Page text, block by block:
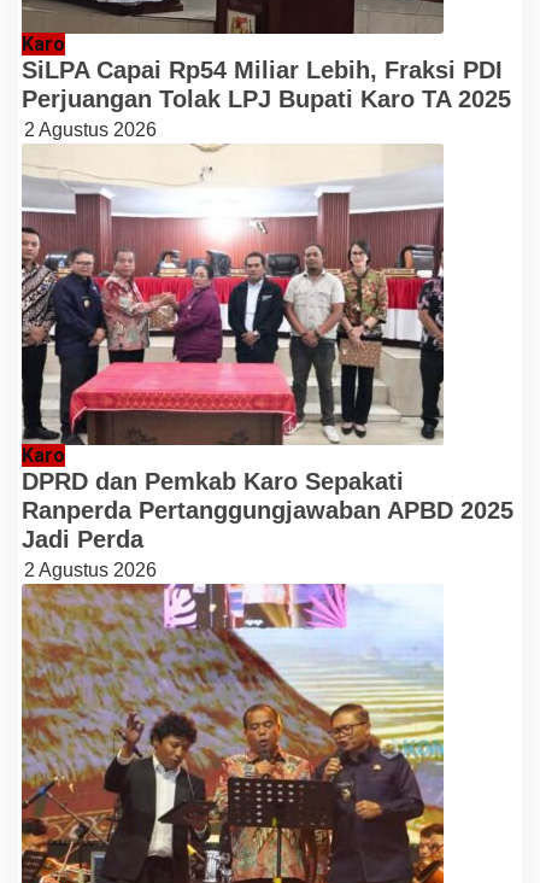
Karo
SiLPA Capai Rp54 Miliar Lebih, Fraksi PDI
Perjuangan Tolak LPJ Bupati Karo TA 2025
2 Agustus 2026
Karo
DPRD dan Pemkab Karo Sepakati
Ranperda Pertanggungjawaban APBD 2025
Jadi Perda
2 Agustus 2026